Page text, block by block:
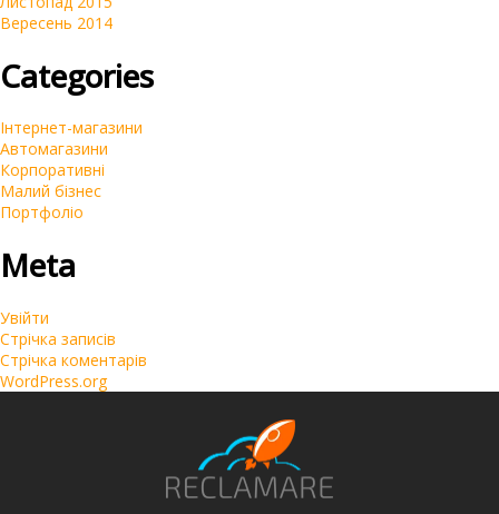
Вересень 2014
Categories
Інтернет-магазини
Автомагазини
Корпоративні
Малий бізнес
Портфоліо
Meta
Увійти
Стрічка записів
Стрічка коментарів
WordPress.org